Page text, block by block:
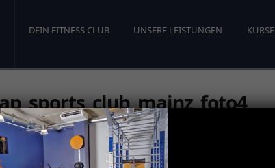
DEIN FITNESS CLUB UNSERE LEISTUNGEN KURSE